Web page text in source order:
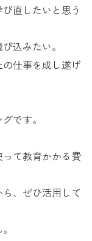
直したいと思う
込みたい。
仕事を成し遂げ
です。
て教育かかる費
、ぜひ活用して